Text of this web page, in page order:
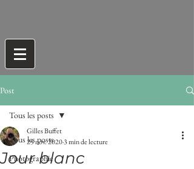
Post
Tous les posts
Photographie
Tous les posts
Jour blanc
Gilles Buffet
25 nov. 20203 min de lecture